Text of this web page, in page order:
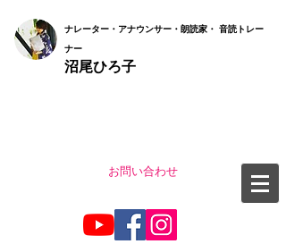
ナレーター・アナウンサー・朗読家・ 音読トレー
ナー
沼尾ひろ子
お問い合わせ